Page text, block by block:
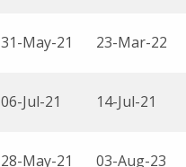
31-May-21 23-Mar-22
06-Jul-21 14-Jul-21
28-May-21 03-Aug-23